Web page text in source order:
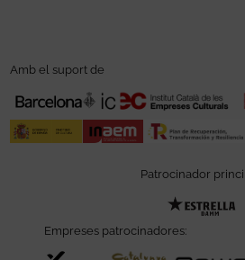
Amb el suport de
Patrocinador
Empreses patrocinadores: